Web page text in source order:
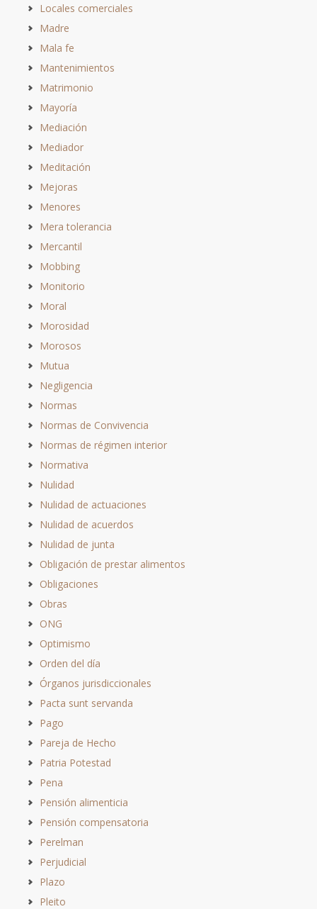
Locales comerciales
Madre
Mala fe
Mantenimientos
Matrimonio
Mayoría
Mediación
Mediador
Meditación
Mejoras
Menores
Mera tolerancia
Mercantil
Mobbing
Monitorio
Moral
Morosidad
Morosos
Mutua
Negligencia
Normas
Normas de Convivencia
Normas de régimen interior
Normativa
Nulidad
Nulidad de actuaciones
Nulidad de acuerdos
Nulidad de junta
Obligación de prestar alimentos
Obligaciones
Obras
ONG
Optimismo
Orden del día
Órganos jurisdiccionales
Pacta sunt servanda
Pago
Pareja de Hecho
Patria Potestad
Pena
Pensión alimenticia
Pensión compensatoria
Perelman
Perjudicial
Plazo
Pleito